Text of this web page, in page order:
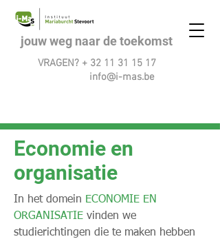
jouw weg naar de toekomst
VRAGEN? + 32 11 31 15 17
info@i-mas.be
Economie en
organisatie
In het domein ECONOMIE EN
ORGANISATIE vinden we
studierichtingen die te maken hebben